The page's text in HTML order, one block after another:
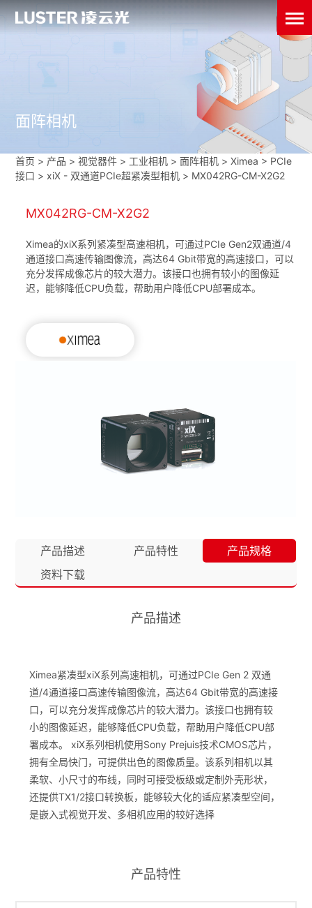
面阵相机
首页 > 产品 > 视觉器件 > 工业相机 >面阵相机 >Ximea > PCIe
接口 > xiX - 双通道PCIe超紧凑型相机 > MX042RG-CM-X2G2
MX042RG-CM-X2G2
Ximea的xiX系列紧凑型高速相机，可通过PCIe Gen2双通道/4
通道接口高速传输图像流，高达64 Gbit带宽的高速接口，可以
充分发挥成像芯片的较大潜力。该接口也拥有较小的图像延
迟，能够降低CPU负载，帮助用户降低CPU部署成本。
产品描述 产品特性
产品规格
资料下载
产品描述
Ximea紧凑型xiX系列高速相机，可通过PCIe Gen 2 双通
道/4通道接口高速传输图像流，高达64 Gbit带宽的高速接
口，可以充分发挥成像芯片的较大潜力。该接口也拥有较
小的图像延迟，能够降低CPU负载，帮助用户降低CPU部
署成本。 xiX系列相机使用Sony Prejuis技术CMOS芯片，
拥有全局快门，可提供出色的图像质量。该系列相机以其
柔软、小尺寸的布线，同时可接受板级或定制外壳形状，
还提供TX1/2接口转换板，能够较大化的适应紧凑型空间，
是嵌入式视觉开发、多相机应用的较好选择
产品特性